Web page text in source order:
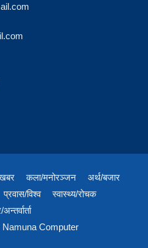
कला/मनोरञ्जन
अर्थ/बजार
प्रवास/विश्व
स्वास्थ्य/रोचक
Namuna Computer